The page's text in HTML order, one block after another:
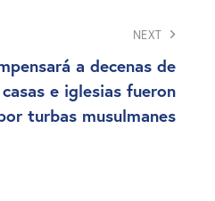
NEXT
a decenas de
e iglesias fueron
turbas musulmanes